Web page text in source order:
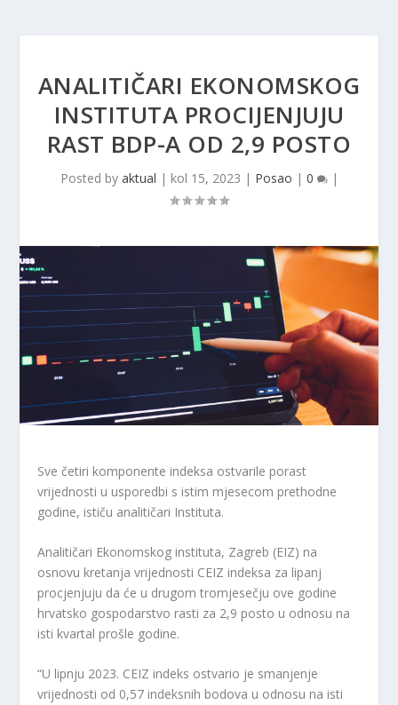
ANALITIČARI EKONOMSKOG
INSTITUTA PROCIJENJUJU
RAST BDP-A OD 2,9 POSTO
Posted by aktual | kol 15, 2023 | Posao | 0 |
Sve četiri komponente indeksa ostvarile porast
vrijednosti u usporedbi s istim mjesecom prethodne
godine, ističu analitičari Instituta.
Analitičari Ekonomskog instituta, Zagreb (EIZ) na
osnovu kretanja vrijednosti CEIZ indeksa za lipanj
procjenjuju da će u drugom tromjesečju ove godine
hrvatsko gospodarstvo rasti za 2,9 posto u odnosu na
isti kvartal prošle godine.
“U lipnju 2023. CEIZ indeks ostvario je smanjenje
vrijednosti od 0,57 indeksnih bodova u odnosu na isti